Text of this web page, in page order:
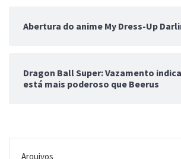
Abertura do anime My Dress-Up
Dragon Ball Super: Vazamento
está mais poderoso que Beerus
Arquivos